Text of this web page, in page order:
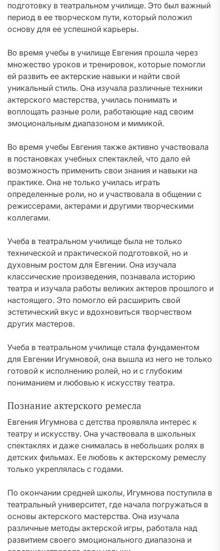
подготовку в театральном училище. Это был важный
период в ее творческом пути, который положил
основу для ее успешной карьеры.
Во время учебы в училище Евгения прошла через
множество уроков и тренировок, которые помогли
ей развить ее актерские навыки и найти свой
уникальный стиль. Она изучала различные техники
актерского мастерства, училась понимать и
воплощать разные роли, работающие над своим
эмоциональным диапазоном и мимикой.
Во время учебы Евгения также активно участвовала
в постановках учебных спектаклей, что дало ей
возможность применить свои знания и навыки на
практике. Она не только училась играть
определенные роли, но и участвовала в общении с
режиссерами, актерами и другими творческими
коллегами.
Учеба в театральном училище была не только
технической и практической подготовкой, но и
духовным ростом для Евгении. Она изучала
классические произведения, познавала историю
театра и изучала работы великих актеров прошлого и
настоящего. Это помогло ей расширить свой
эстетический вкус и вдохновиться творчеством
других мастеров.
Учеба в театральном училище стала фундаментом
для Евгении Игумновой, она вышла из него не только
готовой к исполнению ролей, но и с глубоким
пониманием и любовью к искусству театра.
Познание актерского ремесла
Евгения Игумнова с детства проявляла интерес к
театру и искусству. Она участвовала в школьных
спектаклях и даже снималась в небольших ролях в
детских фильмах. Ее любовь к актерскому ремеслу
только укреплялась с годами.
По окончании средней школы, Игумнова поступила в
театральный университет, где начала погружаться в
основы актерского мастерства. Она изучала
различные методы актерской игры, работала над
развитием своего эмоционального диапазона и